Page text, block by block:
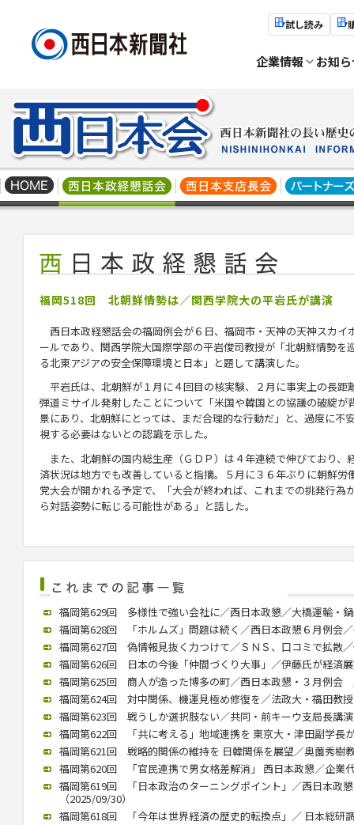
試し読み
企業情報 お知
福岡518回 北朝鮮情勢は／関西学院大の平岩氏が講演
西日本政経懇話会の福岡例会が６日、福岡市・天神の天神スカイ
ールであり、関西学院大国際学部の平岩俊司教授が「北朝鮮情勢を
る北東アジアの安全保障環境と日本」と題して講演した。
平岩氏は、北朝鮮が１月に４回目の核実験、２月に事実上の長距
弾道ミサイル発射したことについて「米国や韓国との協議の破綻が
景にあり、北朝鮮にとっては、まだ合理的な行動だ」と、過度に不
視する必要はないとの認識を示した。
また、北朝鮮の国内総生産（ＧＤＰ）は４年連続で伸びており、
済状況は地方でも改善していると指摘。５月に３６年ぶりに朝鮮労
党大会が開かれる予定で、「大会が終われば、これまでの挑発行為
ら対話姿勢に転じる可能性がある」と話した。
福岡第629回 多様性で強い会社に／西日本政懇／大橋運輸・
福岡第628回 「ホルムズ」問題は続く／西日本政懇６月例会
福岡第627回 偽情報見抜く力つけて／ＳＮＳ、口コミで拡散
福岡第626回 日本の今後「仲間づくり大事」／伊藤氏が経済
福岡第625回 商人が造った博多の町／西日本政懇・３月例会
福岡第624回 対中関係、機運見極め修復を／法政大・福田教
福岡第623回 戦うしか選択肢ない／共同・前キーウ支局長講
福岡第622回 「共に考える」地域連携を 東京大・津田副学長
福岡第621回 戦略的関係の維持を 日韓関係を展望／奥薗秀樹
福岡第620回 「官民連携で男女格差解消」 西日本政懇／企業
福岡第619回 「日本政治のターニングポイント」／西日本政
（2025/09/30）
福岡第618回 「今年は世界経済の歴史的転換点」／ 日本総